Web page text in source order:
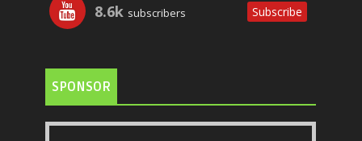
8.6k subscribers Subscribe
SPONSOR